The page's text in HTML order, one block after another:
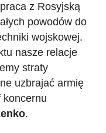
z Rosyjską
powodów do
wojskowej.
nasze relacje
straty
uzbrajać armię
koncernu
.